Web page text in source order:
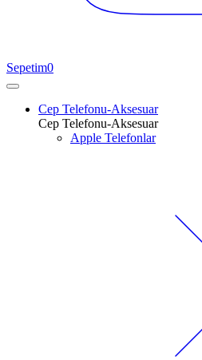
Sepetim0
Cep Telefonu-Aksesuar
Cep Telefonu-Aksesuar
Apple Telefonlar